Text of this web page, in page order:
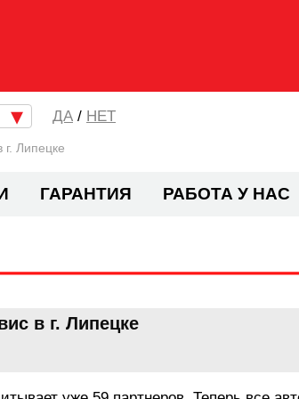
Липецке
/ НЕТ
ГАРАНТИЯ РАБОТА У НАС
в г. Липецке